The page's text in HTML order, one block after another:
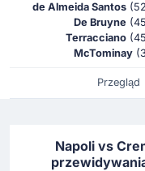
de Almeida Santos
De Bruyne
Terracciano
McTominay
Przegląd
Napoli vs